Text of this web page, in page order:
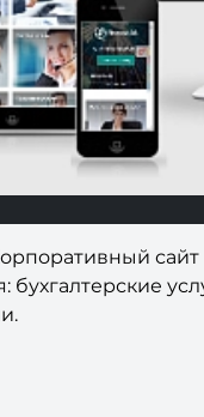
Корпоративный